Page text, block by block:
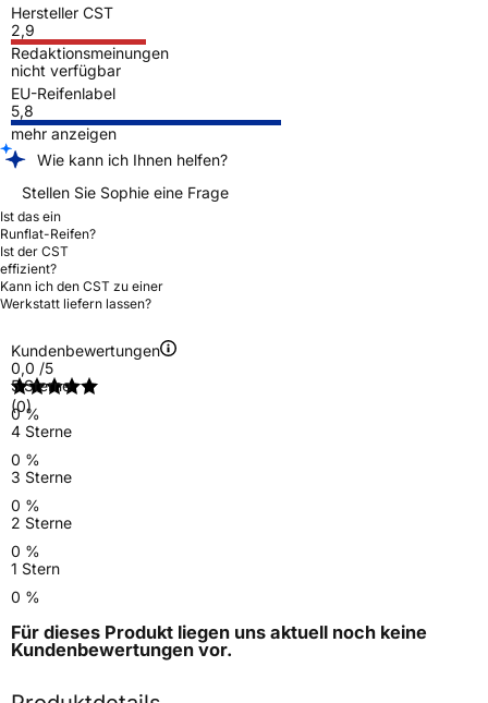
Hersteller CST
2,9
Redaktionsmeinungen
nicht verfügbar
EU-Reifenlabel
5,8
mehr anzeigen
Wie kann ich Ihnen helfen?
Stellen Sie Sophie eine Frage
Ist das ein
Runflat-Reifen?
Ist der CST
effizient?
Kann ich den CST zu einer
Werkstatt liefern lassen?
Kundenbewertungen
0,0 /5
(0)
5 Sterne
0 %
4 Sterne
0 %
3 Sterne
0 %
2 Sterne
0 %
1 Stern
0 %
Für dieses Produkt liegen uns aktuell noch keine
Kundenbewertungen vor.